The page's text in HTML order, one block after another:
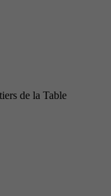
de la Table